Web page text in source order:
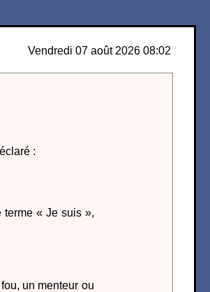
Vendredi 07 août 2026 08:02
:
terme « Je suis »,
un menteur ou